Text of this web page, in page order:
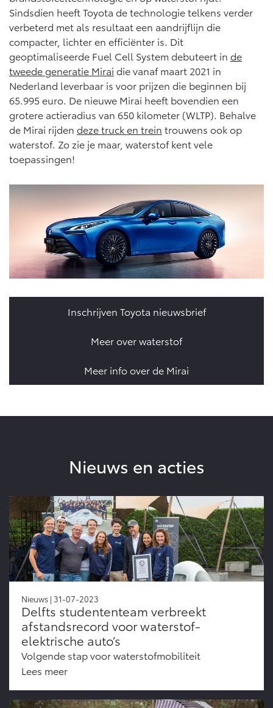
Vanaf € 46.301,- Vanaf € 56.570,-
Land Cruiser (excl. BTW)
Vanaf € 89.986,-
Sindsdien heeft Toyota de technologie telkens verder
verbeterd met als resultaat een aandrijflijn die
compacter, lichter en efficiënter is. Dit
geoptimaliseerde Fuel Cell System debuteert in de
tweede generatie Mirai die vanaf maart 2021 in
Nederland leverbaar is voor prijzen die beginnen bij
65.995 euro. De nieuwe Mirai heeft bovendien een
grotere actieradius van 650 kilometer (WLTP). Behalve
de Mirai rijden deze truck en trein trouwens ook op
waterstof. Zo zie je maar, waterstof kent vele
toepassingen!
Inschrijven Toyota nieuwsbrief
Meer over waterstof
Meer info over de Mirai
Nieuws en acties
Nieuws | 31-07-2023
Delfts studententeam verbreekt
afstandsrecord voor waterstof-
elektrische auto’s
Volgende stap voor waterstofmobiliteit
Lees meer